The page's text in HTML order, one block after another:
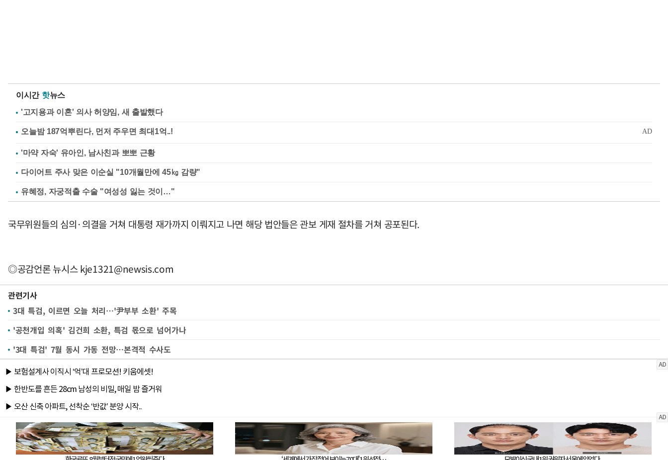
이시간 핫뉴스
'고지용과 이혼' 의사 허양임, 새 출발했다
'마약 자숙' 유아인, 남사친과 뽀뽀 근황
다이어트 주사 맞은 이순실 "10개월만에 45㎏ 감량"
유혜정, 자궁적출 수술 "여성성 잃는 것이…"
국무위원들의 심의·의결을 거쳐 대통령 재가까지 이뤄지고 나면 해당 법안들은 관보 게재 절차를 거쳐 공포된다.
◎공감언론 뉴시스kje1321@newsis.com
관련기사
3대 특검, 이르면 오늘 처리…'尹부부 소환' 주목
'공천개입 의혹' 김건희 소환, 특검 몫으로 넘어가나
'3대 특검' 7월 동시 가동 전망…본격적 수사도